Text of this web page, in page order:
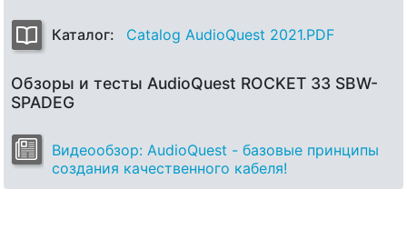
Каталог: Catalog AudioQuest 2021.PDF
Обзоры и тесты AudioQuest ROCKET 33 SBW-
SPADEG
Видеообзор: AudioQuest - базовые принципы
создания качественного кабеля!